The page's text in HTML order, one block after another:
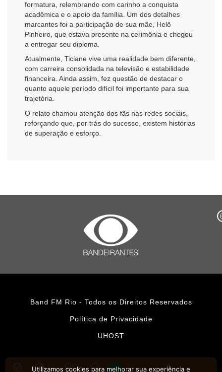
formatura, relembrando com carinho a conquista
acadêmica e o apoio da família. Um dos detalhes
marcantes foi a participação de sua mãe, Helô
Pinheiro, que estava presente na cerimônia e chegou
a entregar seu diploma.
Atualmente, Ticiane vive uma realidade bem diferente,
com carreira consolidada na televisão e estabilidade
financeira. Ainda assim, fez questão de destacar o
quanto aquele período difícil foi importante para sua
trajetória.
O relato chamou atenção dos fãs nas redes sociais,
reforçando que, por trás do sucesso, existem histórias
de superação e esforço.
Band FM Rio - Todos os Direitos Reservados
Política de Privacidade
UHOST
Utilizamos cookies para melhorar sua experiência e